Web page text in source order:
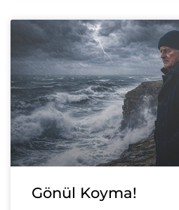
Gönül Koyma!